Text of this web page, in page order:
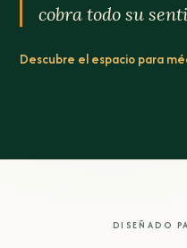
cobra todo su
Descubre el espacio para
DISEÑADO